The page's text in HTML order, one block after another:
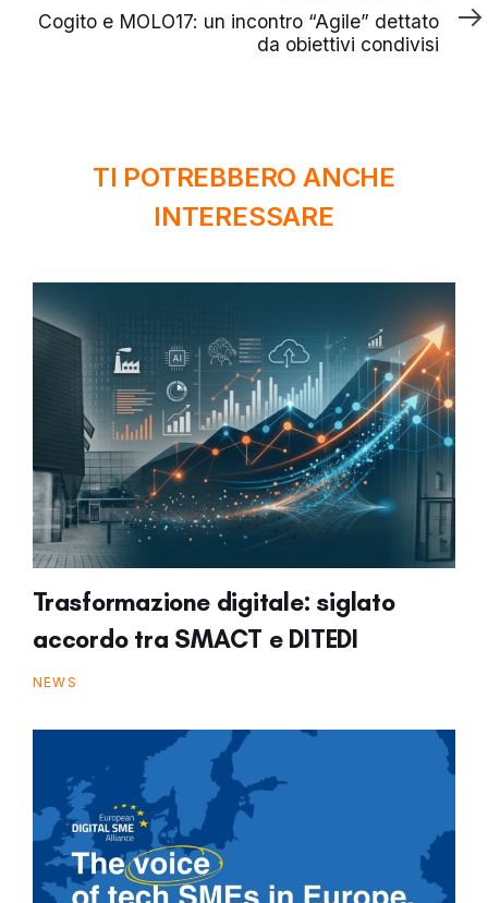
successivo
Cogito e MOLO17: un incontro “Agile” dettato
da obiettivi condivisi
TI POTREBBERO ANCHE
INTERESSARE
Trasformazione digitale: siglato
accordo tra SMACT e DITEDI
NEWS